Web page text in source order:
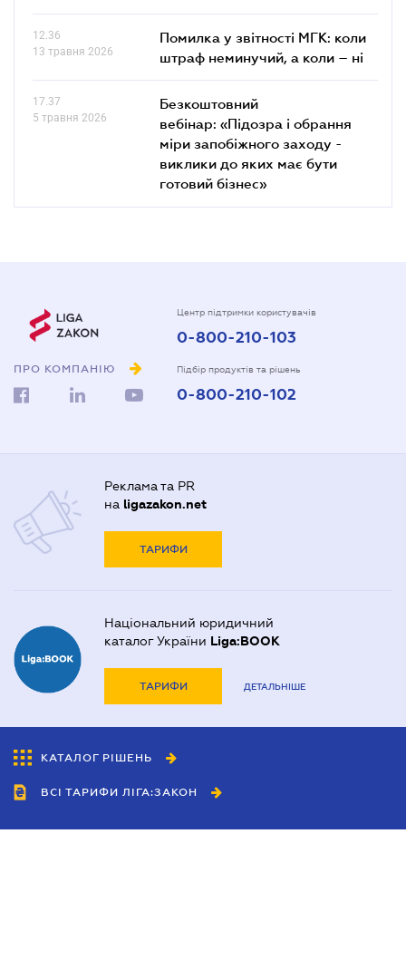
12.36
13 травня 2026
Помилка у звітності МГК: коли
штраф неминучий, а коли – ні
17.37
5 травня 2026
Безкоштовний
вебінар: «Підозра і обрання
міри запобіжного заходу -
виклики до яких має бути
готовий бізнес»
ПРО КОМПАНІЮ
Центр підтримки користувачів
0-800-210-103
Підбір продуктів та рішень
0-800-210-102
Реклама та PR
на ligazakon.net
ТАРИФИ
Національний юридичний
каталог України Liga:BOOK
ТАРИФИ ДЕТАЛЬНІШЕ
КАТАЛОГ РІШЕНЬ
ВСІ ТАРИФИ ЛІГА:ЗАКОН